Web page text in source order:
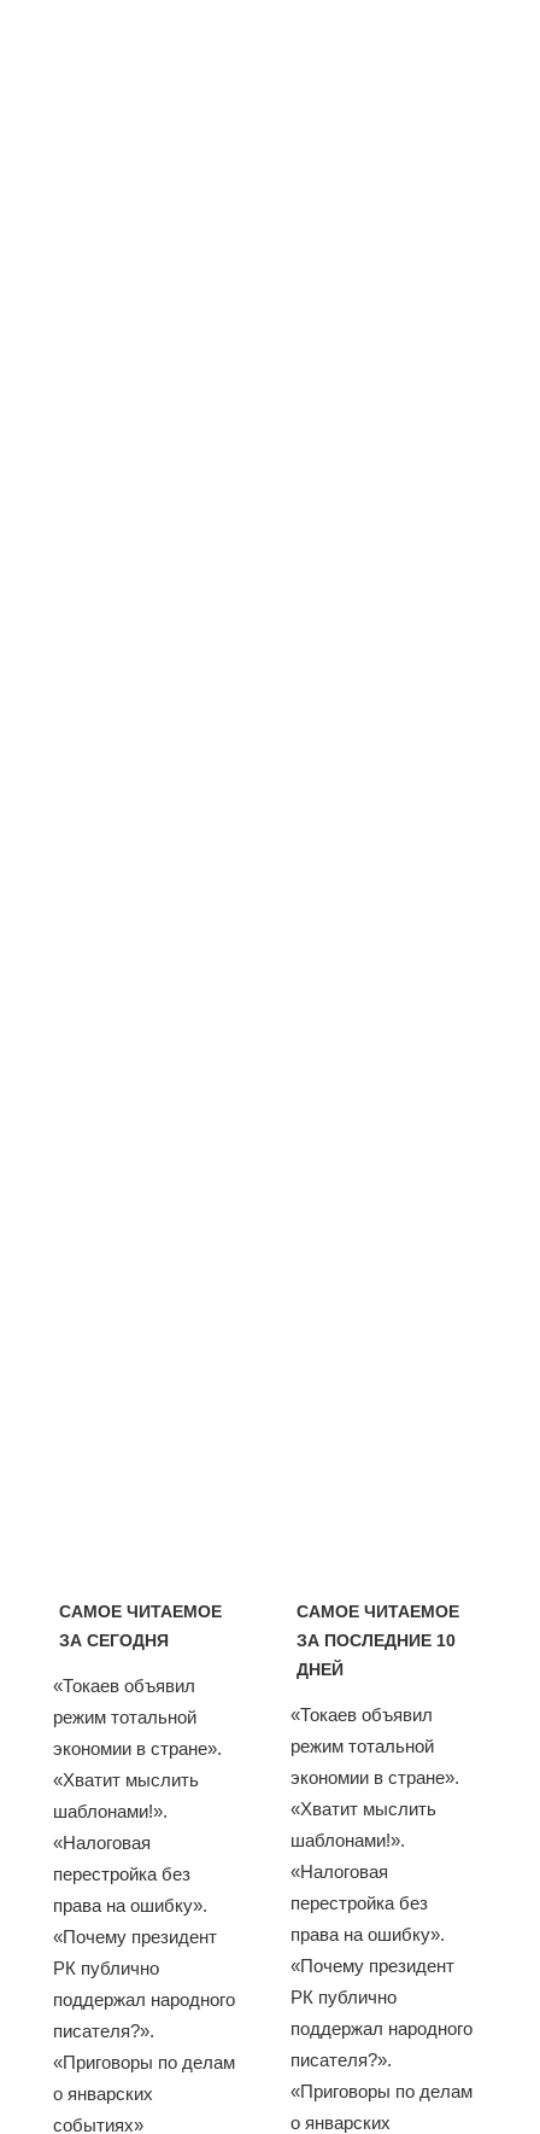
САМОЕ ЧИТАЕМОЕ
ЗА СЕГОДНЯ
«Токаев объявил
режим тотальной
экономии в стране».
«Хватит мыслить
шаблонами!».
«Налоговая
перестройка без
права на ошибку».
«Почему президент
РК публично
поддержал народного
писателя?».
«Приговоры по делам
о январских
событиях»
САМОЕ ЧИТАЕМОЕ
ЗА ПОСЛЕДНИЕ 10
ДНЕЙ
«Токаев объявил
режим тотальной
экономии в стране».
«Хватит мыслить
шаблонами!».
«Налоговая
перестройка без
права на ошибку».
«Почему президент
РК публично
поддержал народного
писателя?».
«Приговоры по делам
о январских